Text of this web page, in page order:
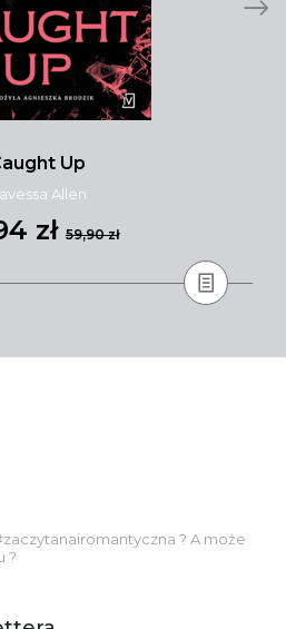
Up
Allen
zł 59,90 zł
? A może
?